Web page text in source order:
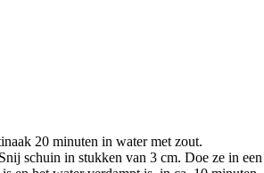
20 minuten in water met zout.
schuin in stukken van 3 cm. Doe ze in